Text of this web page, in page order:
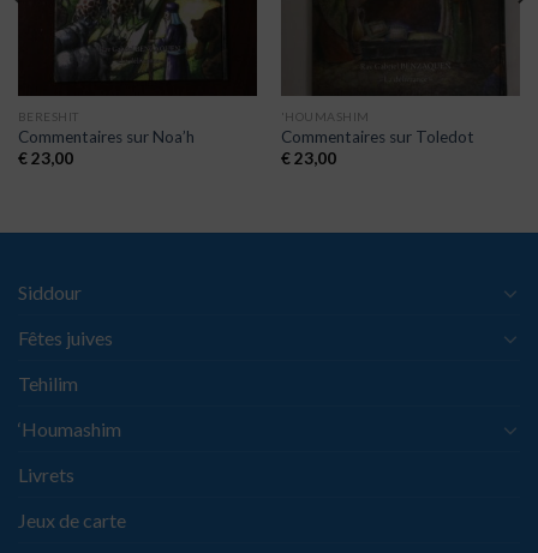
BERESHIT
Commentaires sur Noa’h
€23,00
'HOUMASHIM
Commentaires sur Toledot
€23,00
Siddour
Fêtes juives
Tehilim
‘Houmashim
Livrets
Jeux de carte